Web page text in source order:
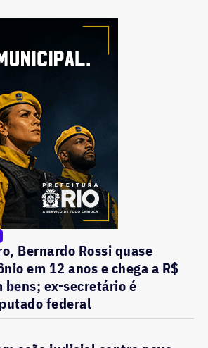
Bernardo Rossi quase
em 12 anos e chega a R$
bens; ex-secretário é
federal